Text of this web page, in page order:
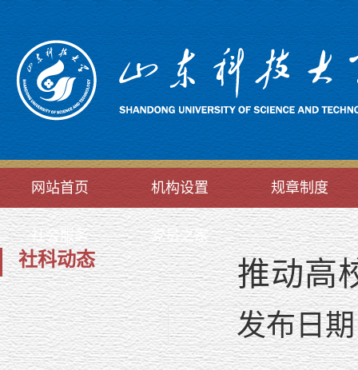
网站首页 机构设置 规章制度
社会服务 党员之家
社科动态 推动高
发布日